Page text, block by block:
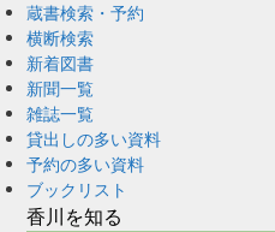
蔵書検索・予約
横断検索
新着図書
新聞一覧
雑誌一覧
貸出しの多い資料
予約の多い資料
ブックリスト
香川を知る